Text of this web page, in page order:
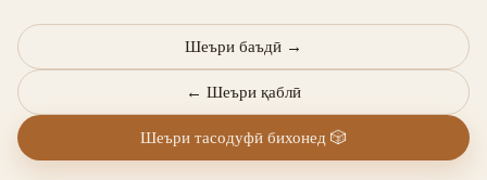
← Шеъри қаблӣ
Шеъри баъдӣ →
Шеъри тасодуфӣ бихонед 🎲